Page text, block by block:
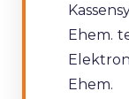
Ehem.